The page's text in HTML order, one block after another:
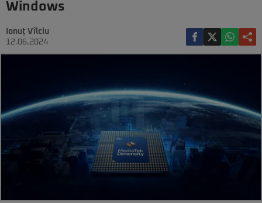
Windows
Ionuț Vîlciu
12.06.2024